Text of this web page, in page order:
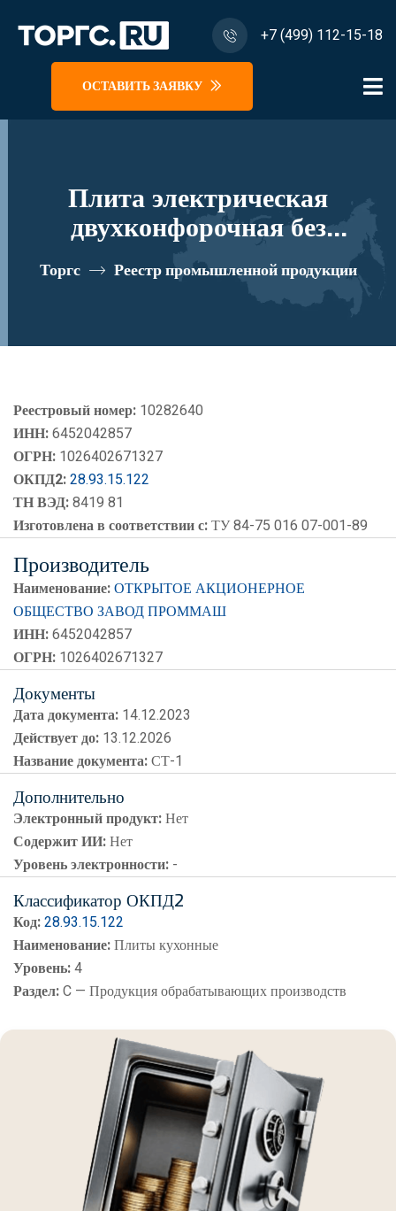
+7 (499) 112-15-18
ОСТАВИТЬ ЗАЯВКУ
Плита электрическая
двухконфорочная без
жарочного шкафа ПЭ-0,34СП
реестровый номер 10282640
Торгс Реестр промышленной продукции
Реестровый номер: 10282640
ИНН:6452042857
ОГРН: 1026402671327
ОКПД2:28.93.15.122
ТН ВЭД:8419 81
Изготовлена в соответствии с:ТУ 84-75 016 07-001-89
Производитель
Наименование:ОТКРЫТОЕ АКЦИОНЕРНОЕ
ОБЩЕСТВО ЗАВОД ПРОММАШ
ИНН:6452042857
ОГРН: 1026402671327
Документы
Дата документа: 14.12.2023
Действует до: 13.12.2026
Название документа:СТ-1
Дополнительно
Электронный продукт:Нет
Содержит ИИ:Нет
Уровень электронности: -
Классификатор ОКПД2
Код:28.93.15.122
Наименование:Плиты кухонные
Уровень:4
Раздел:C — Продукция обрабатывающих производств